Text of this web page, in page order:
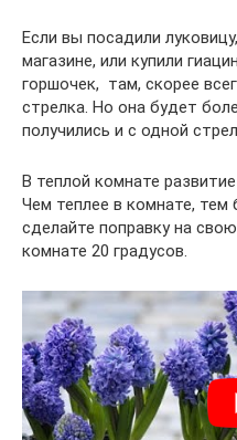
Если вы посадили
магазине, или купили
горшочек, там, скорее
стрелка. Но она будет
получились и с одной
В теплой комнате
Чем теплее в комнате,
сделайте поправку на
комнате 20 градусов.